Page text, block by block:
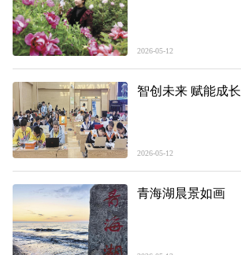
2026-05-12
智创未来 赋能成长
2026-05-12
青海湖晨景如画